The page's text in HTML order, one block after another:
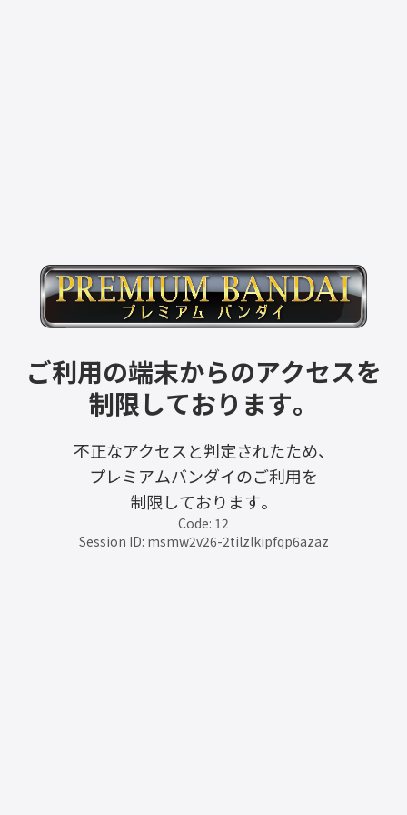
ご利用の端末からのアクセスを
制限しております。
不正なアクセスと判定されたため、
プレミアムバンダイのご利用を
制限しております。
Code: 12
Session ID: msmw2v26-2tilzlkipfqp6azaz